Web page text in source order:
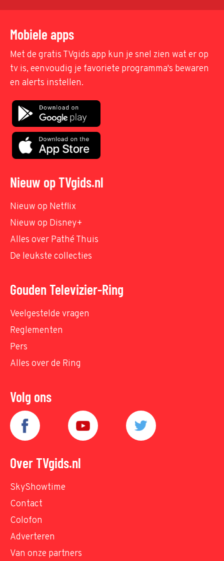
Mobiele apps
Met de gratis TVgids app kun je snel zien wat er op
tv is, eenvoudig je favoriete programma's bewaren
en alerts instellen.
Nieuw op TVgids.nl
Nieuw op Netflix
Nieuw op Disney+
Alles over Pathé Thuis
De leukste collecties
Gouden Televizier-Ring
Veelgestelde vragen
Reglementen
Pers
Alles over de Ring
Volg ons
Over TVgids.nl
SkyShowtime
Contact
Colofon
Adverteren
Van onze partners